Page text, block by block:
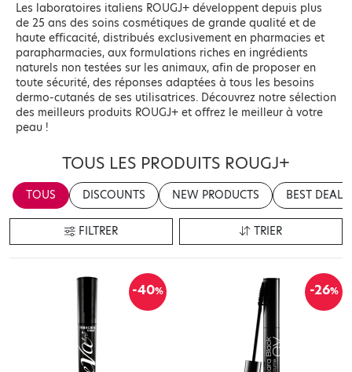
Les laboratoires italiens ROUGJ+ développent depuis plus
de 25 ans des soins cosmétiques de grande qualité et de
haute efficacité, distribués exclusivement en pharmacies et
parapharmacies, aux formulations riches en ingrédients
naturels non testées sur les animaux, afin de proposer en
toute sécurité, des réponses adaptées à tous les besoins
dermo-cutanés de ses utilisatrices. Découvrez notre sélection
des meilleurs produits ROUGJ+ et offrez le meilleur à votre
peau !
TOUS LES PRODUITS ROUGJ+
TOUS DISCOUNTS NEW PRODUCTS BEST DEALS
FILTRER TRIER
-40% -26%